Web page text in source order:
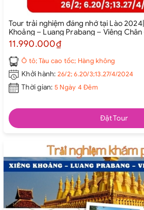
Tour trải nghiệm đáng nhớ tại Lào
Khoảng – Luang Prabang – Viêng Chăn
11.990.000₫
Ô tô; Tàu cao tốc; Hàng không
Khởi hành: 26/2; 6.20/3;13.27/4/2024
Thời gian: 5 Ngày 4 Đêm
Đặt Tour